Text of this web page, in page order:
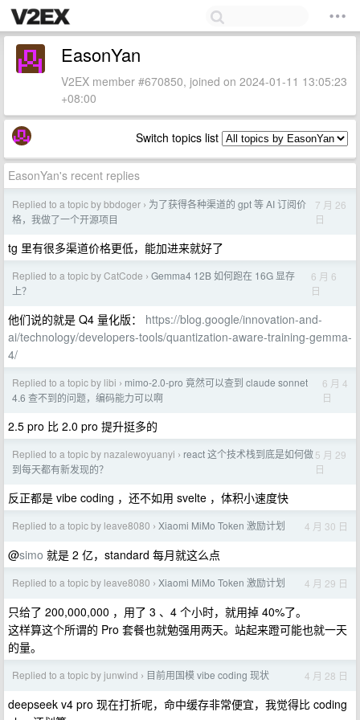
EasonYan
V2EX member #670850, joined on 2024-01-11 13:05:23
+08:00
Switch topics list
EasonYan's recent replies
Replied to a topic by bbdoger › 为了获得各种渠道的 gpt 等 AI 订阅价
格，我做了一个开源项目
7 月 26
日
tg 里有很多渠道价格更低，能加进来就好了
Replied to a topic by CatCode › Gemma4 12B 如何跑在 16G 显存
上？
6 月 6
日
他们说的就是 Q4 量化版： https://blog.google/innovation-and-
ai/technology/developers-tools/quantization-aware-training-gemma-
4/
Replied to a topic by libi › mimo-2.0-pro 竟然可以查到 claude sonnet
4.6 查不到的问题，编码能力可以啊
6 月 4
日
2.5 pro 比 2.0 pro 提升挺多的
Replied to a topic by nazalewoyuanyi › react 这个技术栈到底是如何做
到每天都有新发现的？
5 月 29
日
反正都是 vibe coding ，还不如用 svelte ，体积小速度快
Replied to a topic by leave8080 › Xiaomi MiMo Token 激励计划 4 月 30 日
@simo 就是 2 亿，standard 每月就这么点
Replied to a topic by leave8080 › Xiaomi MiMo Token 激励计划 4 月 29 日
只给了 200,000,000 ，用了 3 、4 个小时，就用掉 40%了。
这样算这个所谓的 Pro 套餐也就勉强用两天。站起来蹬可能也就一天
的量。
Replied to a topic by junwind › 目前用国模 vibe coding 现状 4 月 28 日
deepseek v4 pro 现在打折呢，命中缓存非常便宜，我觉得比 coding